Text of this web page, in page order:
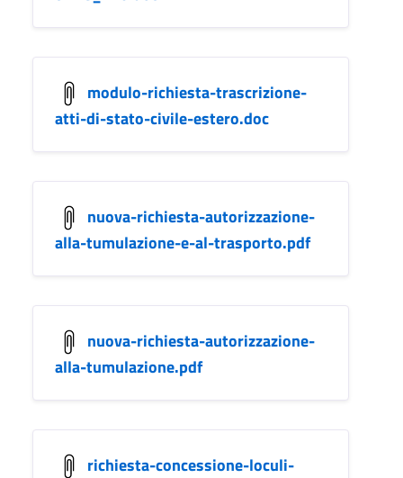
modulo-richiesta-trascrizione-
atti-di-stato-civile-estero.doc
nuova-richiesta-autorizzazione-
alla-tumulazione-e-al-trasporto.pdf
nuova-richiesta-autorizzazione-
alla-tumulazione.pdf
richiesta-concessione-loculi-